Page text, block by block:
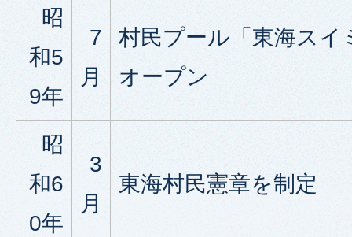
昭
和5
9年
7
月
村民プール「東海ス
オープン
昭
和6
0年
3
月
東海村民憲章を制定